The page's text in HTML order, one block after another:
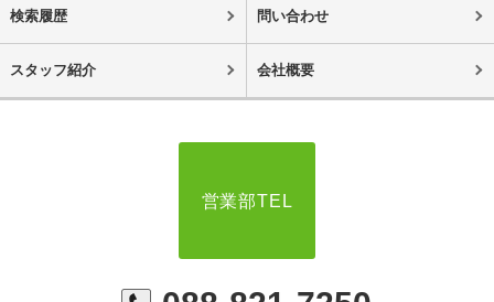
検索履歴 問い合わせ
スタッフ紹介 会社概要
営業部TEL